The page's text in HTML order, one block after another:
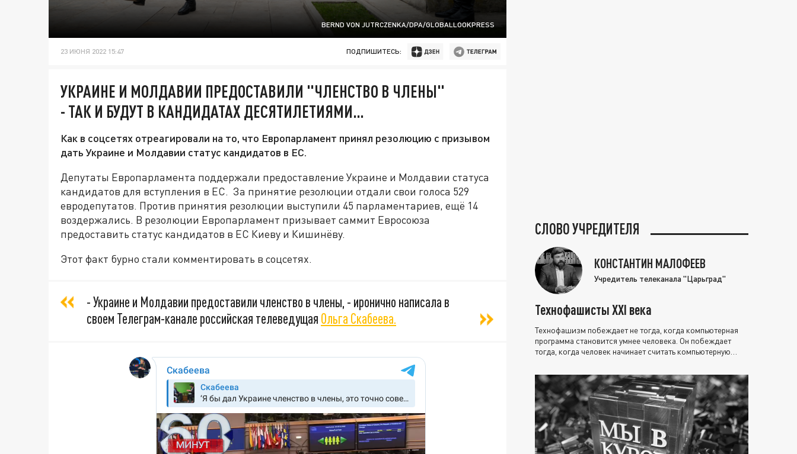
BERND VON JUTRCZENKA/DPA/GLOBALLOOKPRESS
23 ИЮНЯ 2022 15:47 ПОДПИШИТЕСЬ:
УКРАИНЕ И МОЛДАВИИ ПРЕДОСТАВИЛИ "ЧЛЕНСТВО В ЧЛЕНЫ"
- ТАК И БУДУТ В КАНДИДАТАХ ДЕСЯТИЛЕТИЯМИ…
Как в соцсетях отреагировали на то, что Европарламент принял резолюцию с призывом
дать Украине и Молдавии статус кандидатов в ЕС.
Депутаты Европарламента поддержали предоставление Украине и Молдавии статуса
кандидатов для вступления в ЕС. За принятие резолюции отдали свои голоса 529
евродепутатов. Против принятия резолюции выступили 45 парламентариев, ещё 14
воздержались. В резолюции Европарламент призывает саммит Евросоюза
предоставить статус кандидатов в ЕС Киеву и Кишинёву.
Этот факт бурно стали комментировать в соцсетях.
- Украине и Молдавии предоставили членство в члены, - иронично написала в
своем Телеграм-канале российская телеведущая Ольга Скабеева.
СЛОВО УЧРЕДИТЕЛЯ
КОНСТАНТИН МАЛОФЕЕВ
Учредитель телеканала "Царьград"
Технофашисты XXI века
Технофашизм побеждает не тогда, когда компьютерная
программа становится умнее человека. Он побеждает
тогда, когда человек начинает считать компьютерную